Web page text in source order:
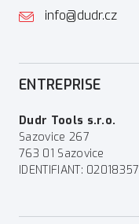
info@dudr.cz
ENTREPRISE
Dudr Tools s.r.o.
Sazovice 267
763 01 Sazovice
IDENTIFIANT: 02018357